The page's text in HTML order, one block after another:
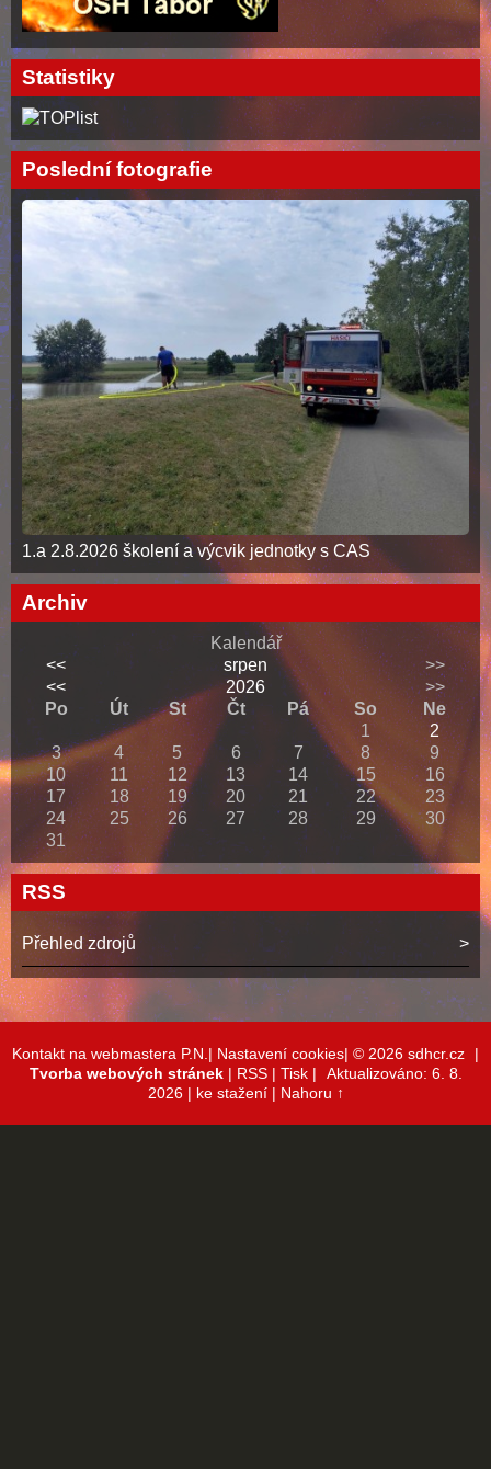
Statistiky
Poslední fotografie
1.a 2.8.2026 školení a výcvik jednotky s CAS
Archiv
Kalendář
<<
srpen
>>
<<
2026
>>
Po
Út St Čt Pá So
Ne
1
2
3
4 5 6 7 8
9
10
11 12 13 14 15
16
17
18 19 20 21 22
23
24
25 26 27 28 29
30
31
RSS
Přehled zdrojů
Kontakt na webmastera P.N.| Nastavení cookies| © 2026 sdhcr.cz
|
Tvorba webových stránek| RSS| Tisk|
Aktualizováno: 6. 8.
2026 | ke stažení | Nahoru ↑